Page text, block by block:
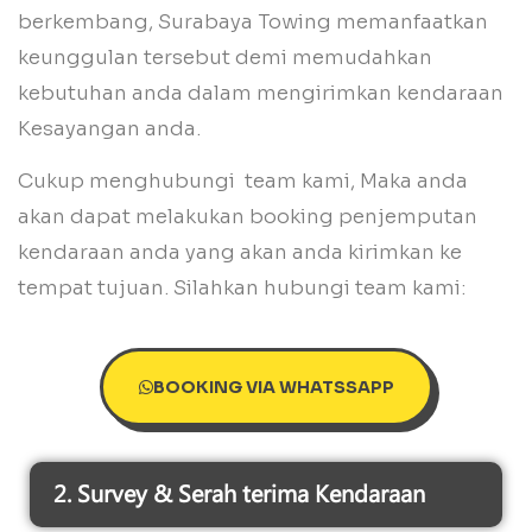
berkembang, Surabaya Towing memanfaatkan
keunggulan tersebut demi memudahkan
kebutuhan anda dalam mengirimkan kendaraan
Kesayangan anda.
Cukup menghubungi team kami, Maka anda
akan dapat melakukan booking penjemputan
kendaraan anda yang akan anda kirimkan ke
tempat tujuan. Silahkan hubungi team kami:
BOOKING VIA WHATSSAPP
2. Survey & Serah terima Kendaraan